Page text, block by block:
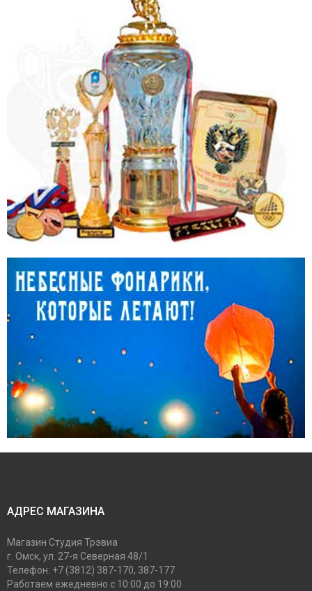
АДРЕС МАГАЗИНА
Магазин Студия Трэвиа
г. Омск, ул. 27-я Северная 48/1
Телефон: +7 (3812) 387-170, 387-177
Работаем ежедневно с 10:00 до 19:00